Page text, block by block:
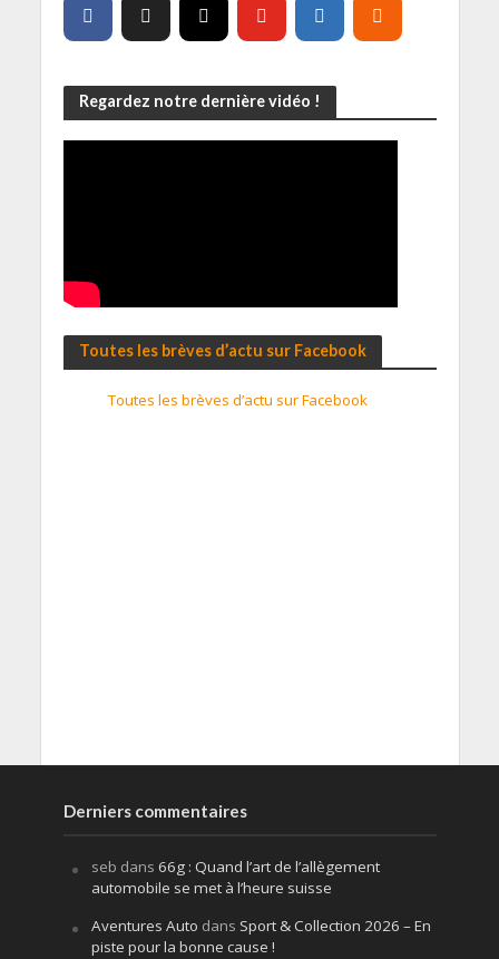
Regardez notre dernière vidéo !
Toutes les brèves d’actu sur Facebook
Toutes les brèves d’actu sur Facebook
Derniers commentaires
seb dans 66g : Quand l’art de l’allègement
automobile se met à l’heure suisse
Aventures Auto dans Sport & Collection 2026 – En
piste pour la bonne cause !